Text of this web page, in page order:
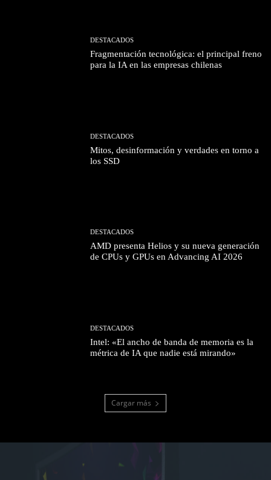
DESTACADOS
Fragmentación tecnológica: el principal freno
para la IA en las empresas chilenas
DESTACADOS
Mitos, desinformación y verdades en torno a
los SSD
DESTACADOS
AMD presenta Helios y su nueva generación
de CPUs y GPUs en Advancing AI 2026
DESTACADOS
Intel: «El ancho de banda de memoria es la
métrica de IA que nadie está mirando»
Cargar más